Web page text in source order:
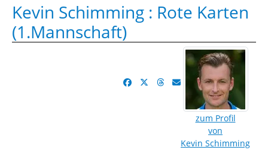
Kevin Schimming : Rote Karten
(1.Mannschaft)
zum Profil
von
Kevin Schimming